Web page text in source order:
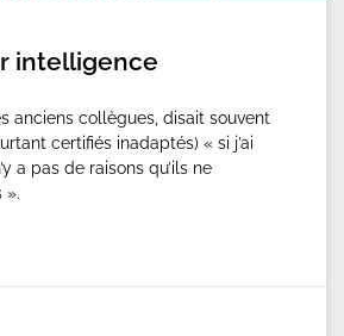
intelligence
anciens collègues, disait souvent
certifiés inadaptés) « si j’ai
a pas de raisons qu’ils ne
».